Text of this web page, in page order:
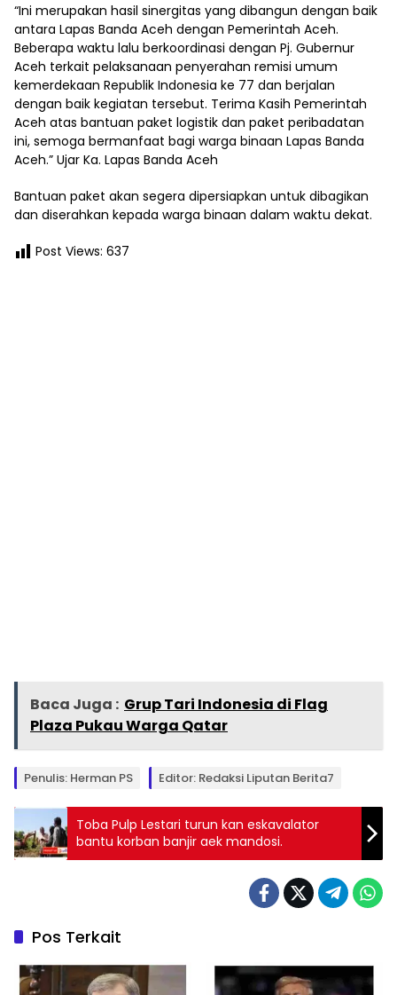
“Ini merupakan hasil sinergitas yang dibangun dengan baik
antara Lapas Banda Aceh dengan Pemerintah Aceh.
Beberapa waktu lalu berkoordinasi dengan Pj. Gubernur
Aceh terkait pelaksanaan penyerahan remisi umum
kemerdekaan Republik Indonesia ke 77 dan berjalan
dengan baik kegiatan tersebut. Terima Kasih Pemerintah
Aceh atas bantuan paket logistik dan paket peribadatan
ini, semoga bermanfaat bagi warga binaan Lapas Banda
Aceh.” Ujar Ka. Lapas Banda Aceh
Bantuan paket akan segera dipersiapkan untuk dibagikan
dan diserahkan kepada warga binaan dalam waktu dekat.
Post Views: 637
Baca Juga : Grup Tari Indonesia di Flag
Plaza Pukau Warga Qatar
Penulis: Herman PS Editor: Redaksi Liputan Berita7
Toba Pulp Lestari turun kan eskavalator
bantu korban banjir aek mandosi.
Pos Terkait